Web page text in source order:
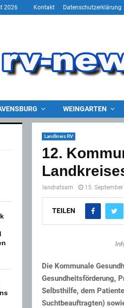
2026 Kontakt Datenschutzerklärung
WEINGARTEN
Landkreis RV
12.
landratsam 15.
TEILEN
Die Kommunale
Gesundheitsförderung,
Selbsthilfe, dem
Suchtbeauftragten)